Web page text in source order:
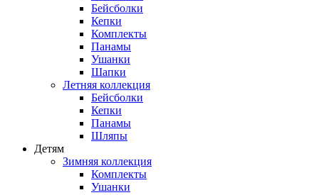
Бейсболки
Кепки
Комплекты
Панамы
Ушанки
Шапки
Летняя коллекция
Бейсболки
Кепки
Панамы
Шляпы
Детям
Зимняя коллекция
Комплекты
Ушанки